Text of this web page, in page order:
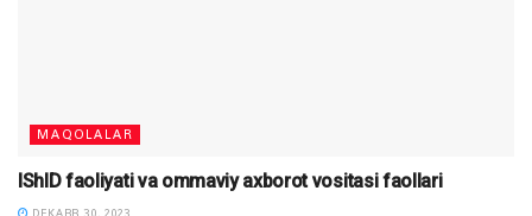
MAQOLALAR
IShID faoliyati va ommaviy axborot vositasi faollari